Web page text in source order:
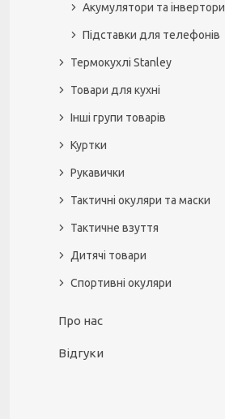
Акумулятори та інвертори
Підставки для телефонів
Термокухлі Stanley
Товари для кухні
Інші групи товарів
Куртки
Рукавички
Тактичні окуляри та маски
Тактичне взуття
Дитячі товари
Спортивні окуляри
Про нас
Відгуки